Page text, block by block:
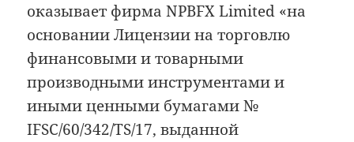
оказывает фирма NPBFX Limited «на
основании Лицензии на торговлю
финансовыми и товарными
производными инструментами и
иными ценными бумагами №
IFSC/60/342/TS/17, выданной